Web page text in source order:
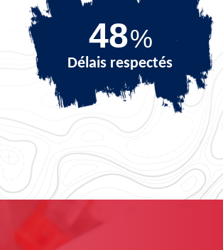
68%
Délais respectés